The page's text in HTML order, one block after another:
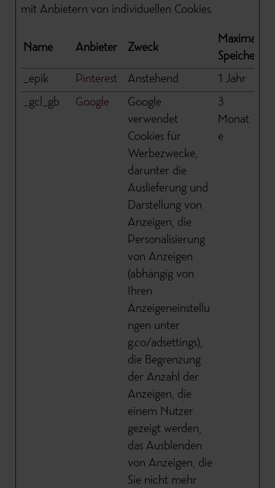
mit Anbietern von individuellen Cookies.
Name Anbieter Zweck
Maximale
_epik Pinterest Anstehend 1 Jahr
_gcl_gb Google
Google
verwendet
Cookies für
Werbezwecke,
darunter die
Auslieferung und
Darstellung von
Anzeigen, die
Personalisierung
von Anzeigen
(abhängig von
Ihren
Anzeigeneinstellu
ngen unter
g.co/adsettings),
die Begrenzung
der Anzahl der
Anzeigen, die
einem Nutzer
gezeigt werden,
das Ausblenden
von Anzeigen, die
Sie nicht mehr
3
Monat
e